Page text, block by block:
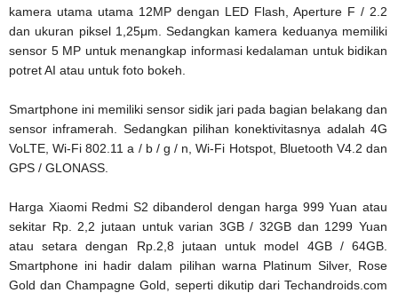
kamera utama utama 12MP dengan LED Flash, Aperture F / 2.2
dan ukuran piksel 1,25μm. Sedangkan kamera keduanya memiliki
sensor 5 MP untuk menangkap informasi kedalaman untuk bidikan
potret AI atau untuk foto bokeh.
Smartphone ini memiliki sensor sidik jari pada bagian belakang dan
sensor inframerah. Sedangkan pilihan konektivitasnya adalah 4G
VoLTE, Wi-Fi 802.11 a / b / g / n, Wi-Fi Hotspot, Bluetooth V4.2 dan
GPS / GLONASS.
Harga Xiaomi Redmi S2 dibanderol dengan harga 999 Yuan atau
sekitar Rp. 2,2 jutaan untuk varian 3GB / 32GB dan 1299 Yuan
atau setara dengan Rp.2,8 jutaan untuk model 4GB / 64GB.
Smartphone ini hadir dalam pilihan warna Platinum Silver, Rose
Gold dan Champagne Gold, seperti dikutip dari Techandroids.com